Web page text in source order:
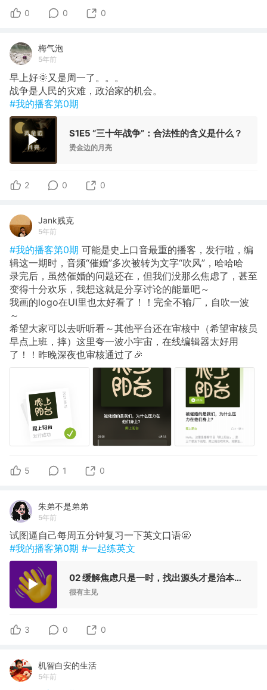
0 0 0
梅气泡
5年前
早上好🌞又是周一了。。。
战争是人民的灾难，政治家的机会。
#我的播客第0期
S1E5 “三十年战争”：合法性的含义是什么？
烫金边的月亮
2 0 0
Jank贱克
5年前
#我的播客第0期 可能是史上口音最重的播客，发行啦，编
辑这一期时，音频“催婚”多次被转为文字“吹风”，哈哈哈
录完后，虽然催婚的问题还在，但我们没那么焦虑了，甚至
变得十分欢乐，我想这就是分享讨论的能量吧～
我画的logo在UI里也太好看了！！完全不输厂，自吹一波
～
希望大家可以去听听看～其他平台还在审核中（希望审核员
早点上班，摔）这里夸一波小宇宙，在线编辑器太好用
了！！昨晚深夜也审核通过了🎉
5 1 0
朱弟不是弟弟
5年前
试图逼自己每周五分钟复习一下英文口语🤬
#我的播客第0期 #一起练英文
02 缓解焦虑只是一时，找出源头才是治本之道
很有主见
3 0 0
机智白安的生活
5年前